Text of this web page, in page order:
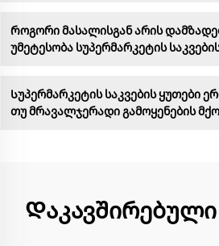
Როგორი მასალისგან არის
უმეტესობა სუპერმარკეტის
Სუპერმარკეტის საკვების ყუთები
თუ მრავალჯერადი გამოყენების